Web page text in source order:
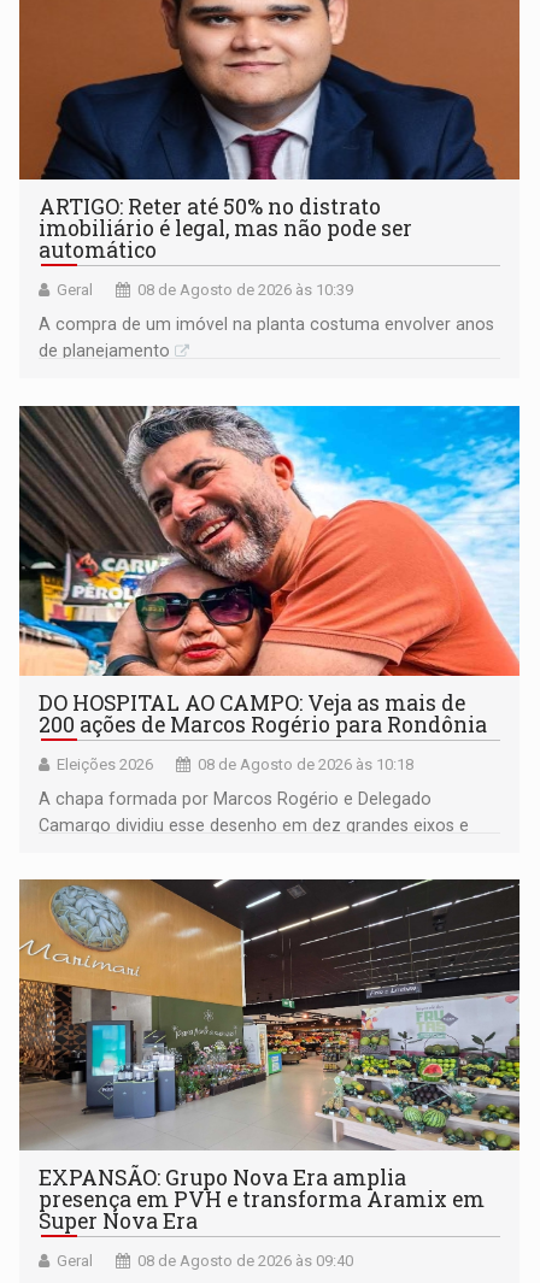
ARTIGO: Reter até 50% no distrato
imobiliário é legal, mas não pode ser
automático
Geral 08 de Agosto de 2026 às 10:39
A compra de um imóvel na planta costuma envolver anos
de planejamento
DO HOSPITAL AO CAMPO: Veja as mais de
200 ações de Marcos Rogério para Rondônia
Eleições 2026 08 de Agosto de 2026 às 10:18
A chapa formada por Marcos Rogério e Delegado
Camargo dividiu esse desenho em dez grandes eixos e
EXPANSÃO: Grupo Nova Era amplia
presença em PVH e transforma Aramix em
Super Nova Era
Geral 08 de Agosto de 2026 às 09:40